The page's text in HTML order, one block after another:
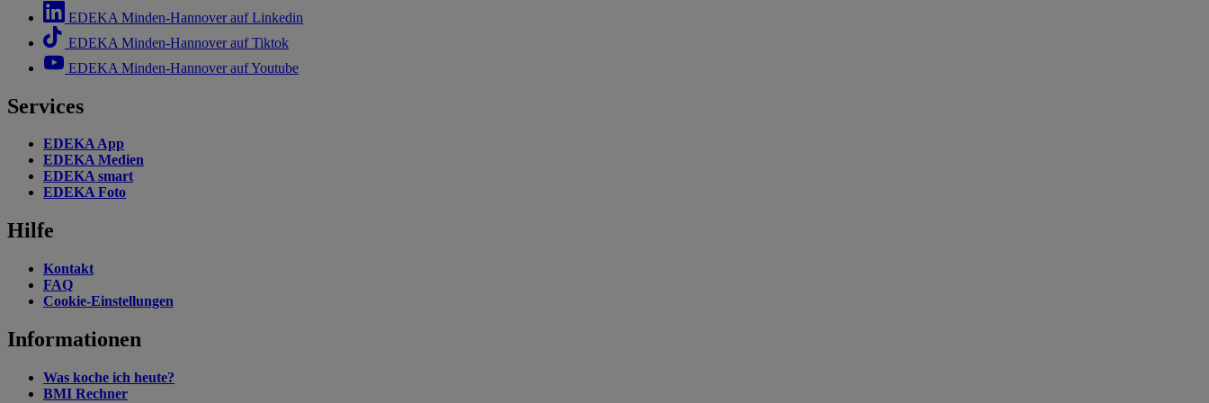
EDEKA Minden-Hannover auf Linkedin
EDEKA Minden-Hannover auf Tiktok
EDEKA Minden-Hannover auf Youtube
Services
EDEKA App
EDEKA Medien
EDEKA smart
EDEKA Foto
Hilfe
Kontakt
FAQ
Cookie-Einstellungen
Informationen
Was koche ich heute?
BMI Rechner